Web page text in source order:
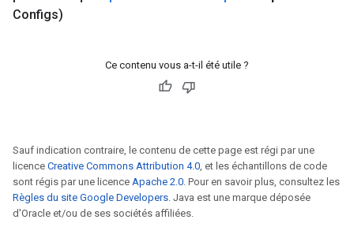
Configs)
Ce contenu vous a-t-il été utile ?
Sauf indication contraire, le contenu de cette page est régi par une
licence Creative Commons Attribution 4.0, et les échantillons de code
sont régis par une licence Apache 2.0. Pour en savoir plus, consultez les
Règles du site Google Developers. Java est une marque déposée
d'Oracle et/ou de ses sociétés affiliées.